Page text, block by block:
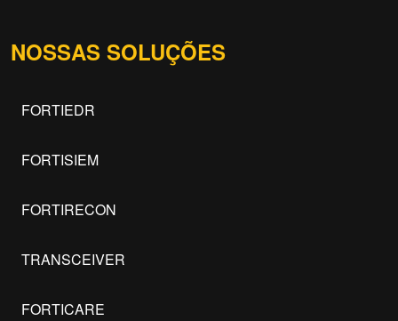
NOSSAS SOLUÇÕES
FORTIEDR
FORTISIEM
FORTIRECON
TRANSCEIVER
FORTICARE